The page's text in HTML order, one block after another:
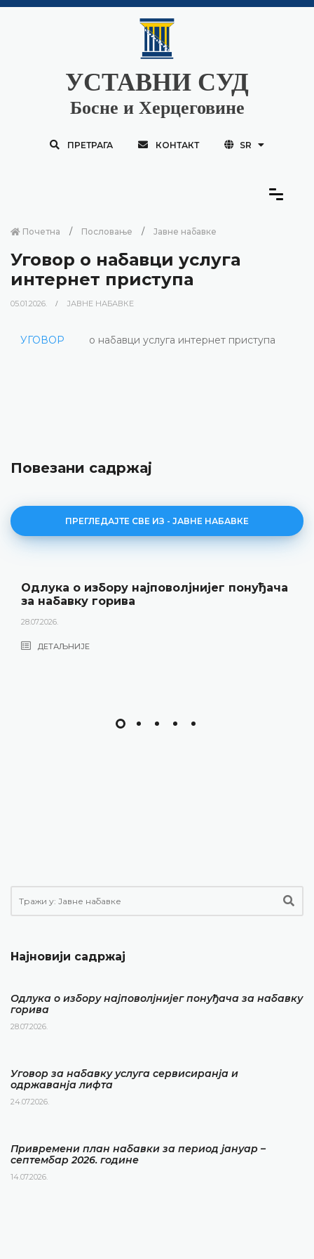
УСТАВНИ СУД
Босне и Херцеговине
ПРЕТРАГА КОНТАКТ SR
Почетна Пословање Јавне набавке
Уговор о набавци услуга
интернет приступа
05.01.2026. ЈАВНЕ НАБАВКЕ
УГОВОР о набавци услуга интернет приступа
Повезани садржај
ПРЕГЛЕДАЈТЕ СВЕ ИЗ - ЈАВНЕ НАБАВКЕ
Одлука о избору најповолјнијег понуђача
за набавку горива
28.07.2026.
ДЕТАЉНИЈЕ
Најновији садржај
Одлука о избору најповолјнијег понуђача за набавку
горива
28.07.2026.
Уговор за набавку услуга сервисиранја и
одржаванја лифта
24.07.2026.
Привремени план набавки за период јануар –
септембар 2026. године
14.07.2026.